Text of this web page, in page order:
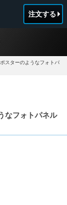
注文する
スターのようなフォトパ
なフォトパネル